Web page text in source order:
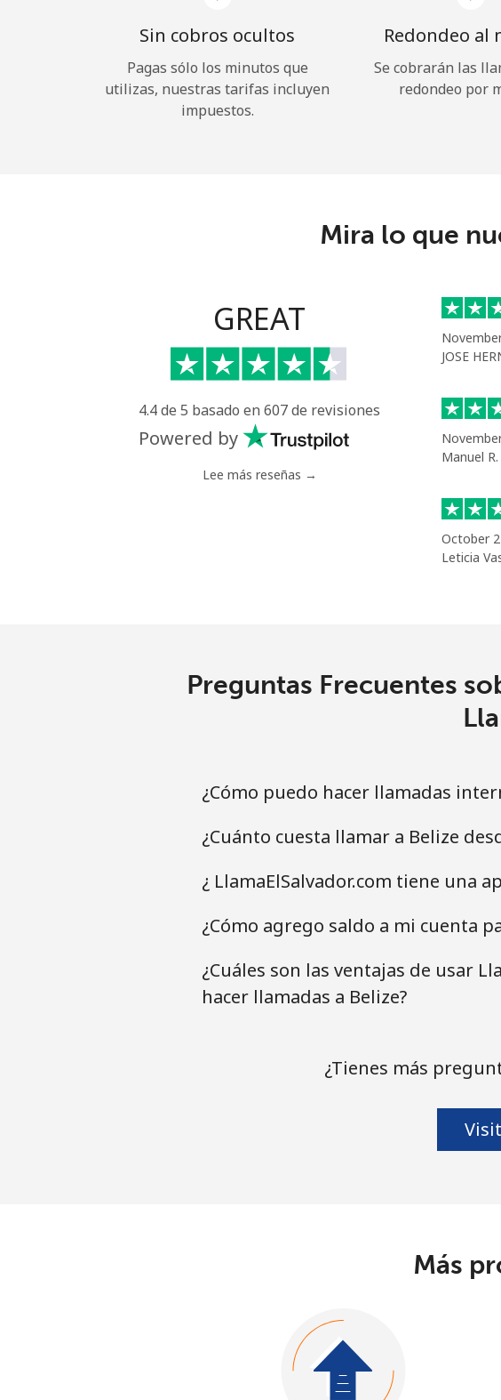
Sin cobros ocultos
Pagas sólo los minutos que
utilizas, nuestras tarifas incluyen
impuestos.
Redondeo al
Se cobrarán las
redondeo por
Mira lo que
GREAT
4.4 de 5 basado en 607 de revisiones
Powered by
Lee más reseñas →
JOSE
Manuel R.
October
Leticia
Preguntas Frecuentes
¿Cómo puedo hacer llamadas
¿Cuánto cuesta llamar a Belize
¿ LlamaElSalvador.com tiene una
¿Cómo agrego saldo a mi cuenta
¿Cuáles son las ventajas de usar
hacer llamadas a Belize?
¿Tienes más
Más